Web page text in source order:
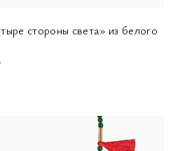
стороны света» из белого